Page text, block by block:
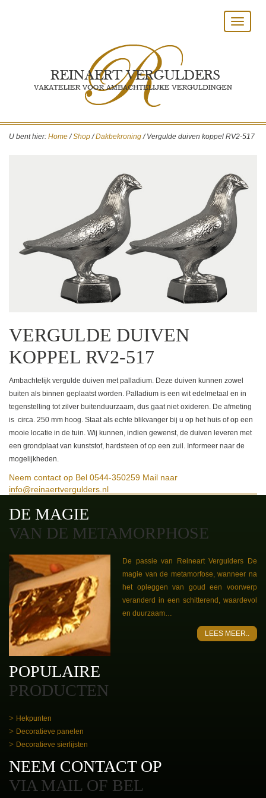
Toggle
U bent hier: Home/Shop/Dakbekroning/Vergulde duiven koppel RV2-517
VERGULDE DUIVEN
KOPPEL RV2-517
Ambachtelijk vergulde duiven met palladium. Deze duiven kunnen zowel
buiten als binnen geplaatst worden. Palladium is een wit edelmetaal en in
tegenstelling tot zilver buitenduurzaam, dus gaat niet oxideren. De afmeting
is circa. 250 mm hoog. Staat als echte blikvanger bij u op het huis of op een
mooie locatie in de tuin. Wij kunnen, indien gewenst, de duiven leveren met
een grondplaat van kunststof, hardsteen of op een zuil. Informeer naar de
mogelijkheden.
Neem contact op Bel 0544-350259 Mail naar
info@reinaertvergulders.nl
DE MAGIE
VAN DE METAMORPHOSE
De passie van Reineart Vergulders De
magie van de metamorfose, wanneer na
het opleggen van goud een voorwerp
veranderd in een schitterend, waardevol
en duurzaam…
LEES MEER..
POPULAIRE
PRODUCTEN
Hekpunten
Decoratieve panelen
Decoratieve sierlijsten
NEEM CONTACT OP
VIA MAIL OF BEL